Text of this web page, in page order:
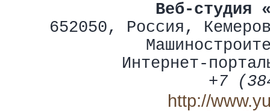
Веб-студия
652050, Россия ,
Интернет-
+7
http://